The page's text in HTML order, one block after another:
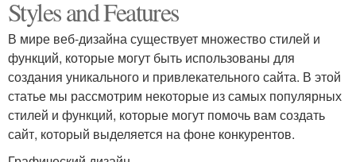
Styles and Features
В мире веб-дизайна существует множество стилей и
функций, которые могут быть использованы для
создания уникального и привлекательного сайта. В этой
статье мы рассмотрим некоторые из самых популярных
стилей и функций, которые могут помочь вам создать
сайт, который выделяется на фоне конкурентов.